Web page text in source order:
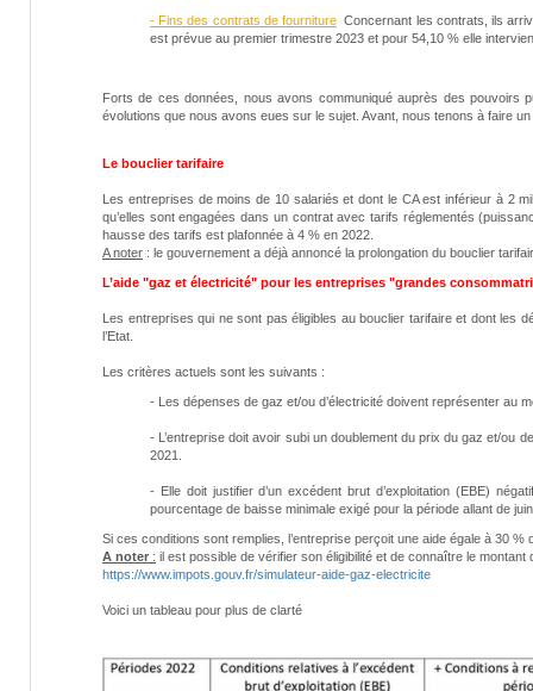
- Fins des contrats de fournitureConcernant les contrats, ils
est prévue au premier trimestre 2023 et pour 54,10 % elle
Forts de ces données, nous avons communiqué auprès des pouvoirs
évolutions que nous avons eues sur le sujet. Avant, nous tenons à faire
Le bouclier tarifaire
Les entreprises de moins de 10 salariés et dont le CA est inférieur à 2
qu’elles sont engagées dans un contrat avec tarifs réglementés
hausse des tarifs est plafonnée à 4 % en 2022.
A noter : le gouvernement a déjà annoncé la prolongation du bouclier
L’aide "gaz et électricité" pour les entreprises "grandes
Les entreprises qui ne sont pas éligibles au bouclier tarifaire et dont les
l’Etat.
Les critères actuels sont les suivants :
- Les dépenses de gaz et/ou d’électricité doivent représenter au
- L’entreprise doit avoir subi un doublement du prix du gaz et/ou
2021.
- Elle doit justifier d’un excédent brut d’exploitation (EBE)
pourcentage de baisse minimale exigé pour la période allant de
Si ces conditions sont remplies, l’entreprise perçoit une aide égale à 30 %
A noter : il est possible de vérifier son éligibilité et de connaître le montant
https://www.impots.gouv.fr/simulateur-aide-gaz-electricite
Voici un tableau pour plus de clarté